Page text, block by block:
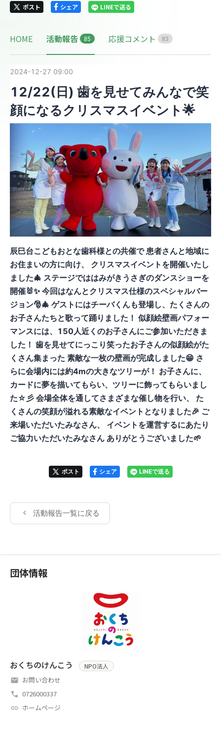
ポスト シェア LINEで送る
HOME 活動報告 85 応援コメント 83
2024-12-27 09:00
12/22(日) 歯を見せてみんなで笑
顔になるクリスマスイベント🌟
辰巳台こどもおとな歯科様との共催で 患者さんと地域に
お住まいの方に向け、 クリスマスイベントを開催いたし
ました🎄 ステージでははみがきうさぎのダンスショーを
開催🐰✨ 今回はなんとクリスマス仕様のスペシャルバー
ジョン🎅🎄 ゲストにはチーバくんも登場し、たくさんの
お子さんたちと歌って踊りました！ 似顔絵壁画パフォー
マンスには、150人近くのお子さんにご参加いただきま
した！ 歯を見せてにっこり笑ったお子さんの似顔絵がた
くさん集まった 素敵な一枚の壁画が完成しました😁 さ
らに会場内には約4mの大きなツリーが！ お子さんに、
カードに夢を描いてもらい、ツリーに飾ってもらいまし
た☆彡 会場全体を通してさまざまな催し物を行い、 た
くさんの笑顔が溢れる素敵なイベントとなりました🎉 ご
来場いただいたみなさん、 イベントを運営するにあたり
ご協力いただいたみなさん ありがとうございました🌱
ポスト シェア LINEで送る
活動報告一覧に戻る
団体情報
おくちのけんこう NPO法人
お問い合わせ
0726000337
ホームページ